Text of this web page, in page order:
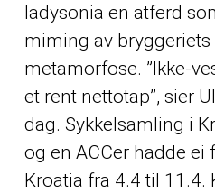
ladysonia en atferd
miming av
metamorfose. ”Ikke-
et rent nettotap”, sier
dag. Sykkelsamling i
og en ACCer hadde ei
Kroatia fra 4.4 til 11.4.